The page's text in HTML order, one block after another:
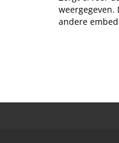
weergegeven.
andere